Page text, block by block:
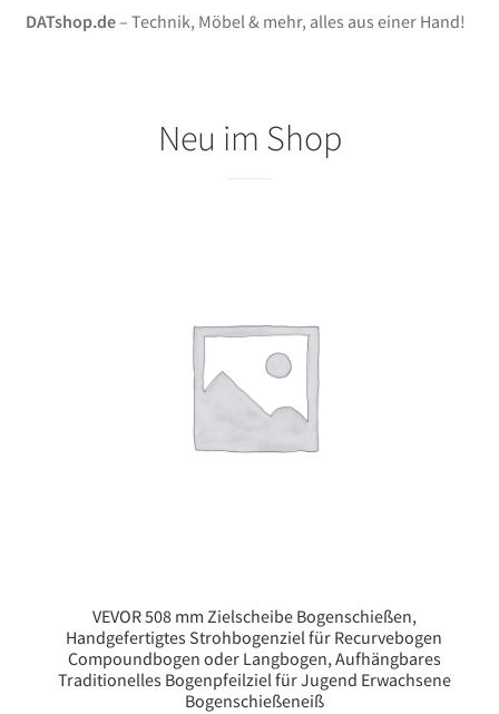
DATshop.de– Technik, Möbel & mehr, alles aus einer Hand!
Neu im Shop
VEVOR 508 mm Zielscheibe Bogenschießen,
Handgefertigtes Strohbogenziel für Recurvebogen
Compoundbogen oder Langbogen, Aufhängbares
Traditionelles Bogenpfeilziel für Jugend Erwachsene
Bogenschießeneiß